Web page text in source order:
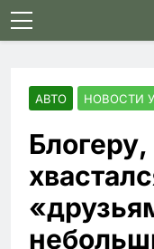
Skip
to
АВТО НОВОСТИ